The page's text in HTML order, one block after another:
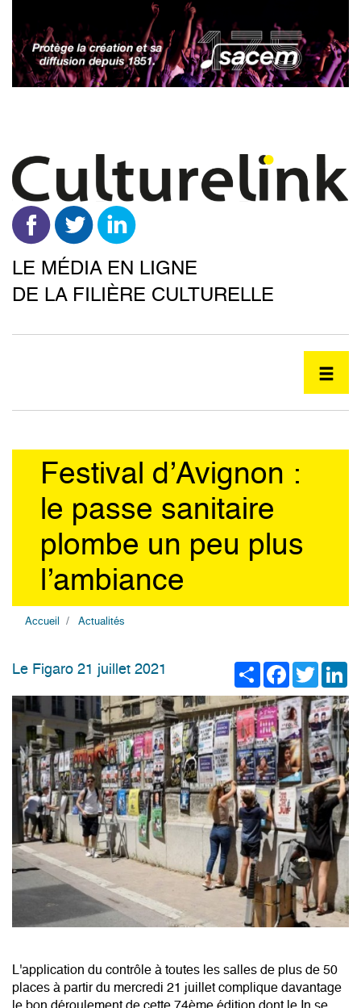
contenu
principal
LE MÉDIA EN LIGNE
DE LA FILIÈRE CULTURELLE
Festival d’Avignon :
le passe sanitaire
plombe un peu plus
l’ambiance
Accueil Actualités
ShareFacebook
Twitter
Le Figaro 21 juillet 2021
L'application du contrôle à toutes les salles de plus de 50
places à partir du mercredi 21 juillet complique davantage